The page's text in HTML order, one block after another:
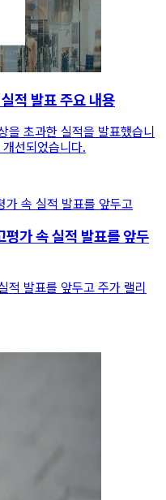
적 발표 주요 내용
초과한 실적을 발표했습니
선되었습니다.
가 속 실적 발표를 앞두
발표를 앞두고 주가 랠리